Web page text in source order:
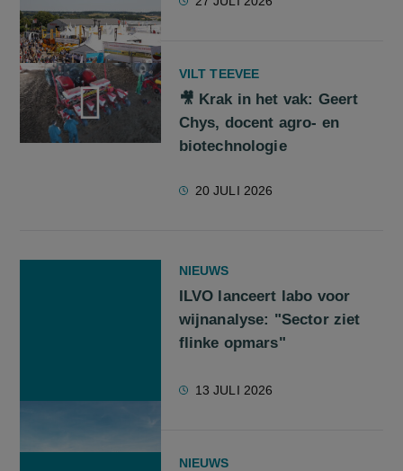
screenreader.play video 🎥 Krak in het vak: Geert Chys,
VILT TEEVEE
🎥 Krak in het vak: Geert
Chys, docent agro- en
biotechnologie
20 JULI 2026
NIEUWS
ILVO lanceert labo voor
wijnanalyse: "Sector ziet
flinke opmars"
13 JULI 2026
NIEUWS